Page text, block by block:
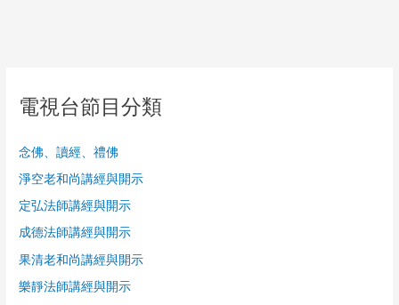
電視台節目分類
念佛、讀經、禮佛
淨空老和尚講經與開示
定弘法師講經與開示
成德法師講經與開示
果清老和尚講經與開示
樂靜法師講經與開示